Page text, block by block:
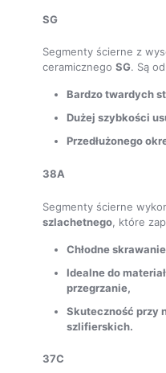
SG
Segmenty ścierne z
ceramicznego SG. Są
Bardzo twardych
Dużej szybkości
Przedłużonego
38A
Segmenty ścierne
szlachetnego, które
Chłodne
Idealne do
przegrzanie,
Skuteczność przy
szlifierskich.
37C